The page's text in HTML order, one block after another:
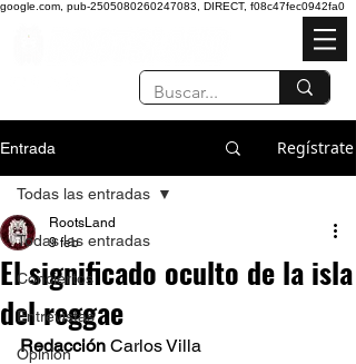
google.com, pub-2505080260247083, DIRECT, f08c47fec0942fa0
Entrada Regístrate
Todas las entradas
Conciertos
Entrevistas
Opinión
Todas las entradas
El significado oculto de la isla
del reggae
RootsLand
9 feb
Redacción Carlos Villa